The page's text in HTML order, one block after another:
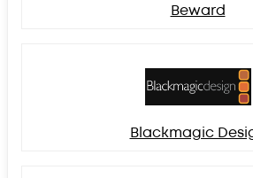
Beward
Blackmagic